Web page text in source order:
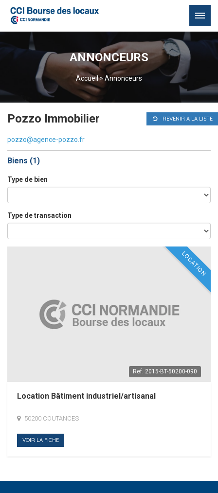
ANNONCEURS
Accueil»Annonceurs
REVENIR À LA LISTE
Pozzo Immobilier
pozzo@agence-pozzo.fr
Biens (1)
Type de bien
Type de transaction
LOCATION
Ref. 2015-BT-50200-090
Location Bâtiment industriel/artisanal
50200 COUTANCES
VOIR LA FICHE